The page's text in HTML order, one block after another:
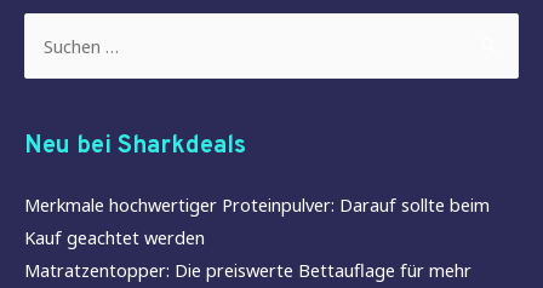
nach:
Neu bei Sharkdeals
Merkmale hochwertiger Proteinpulver: Darauf sollte beim
Kauf geachtet werden
Matratzentopper: Die preiswerte Bettauflage für mehr